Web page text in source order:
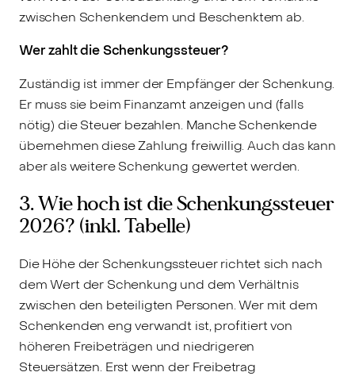
zwischen Schenkendem und Beschenktem ab.
Wer zahlt die Schenkungssteuer?
Zuständig ist immer der Empfänger der Schenkung.
Er muss sie beim Finanzamt anzeigen und (falls
nötig) die Steuer bezahlen. Manche Schenkende
übernehmen diese Zahlung freiwillig. Auch das kann
aber als weitere Schenkung gewertet werden.
3. Wie hoch ist die Schenkungssteuer
2026? (inkl. Tabelle)
Die Höhe der Schenkungssteuer richtet sich nach
dem Wert der Schenkung und dem Verhältnis
zwischen den beteiligten Personen. Wer mit dem
Schenkenden eng verwandt ist, profitiert von
höheren Freibeträgen und niedrigeren
Steuersätzen. Erst wenn der Freibetrag